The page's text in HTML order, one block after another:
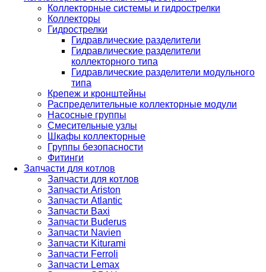
Коллекторные системы и гидрострелки
Коллекторы
Гидрострелки
Гидравлические разделители
Гидравлические разделители
коллекторного типа
Гидравлические разделители модульного
типа
Крепеж и кронштейны
Распределительные коллекторные модули
Насосные группы
Смесительные узлы
Шкафы коллекторные
Группы безопасности
Фитинги
Запчасти для котлов
Запчасти для котлов
Запчасти Ariston
Запчасти Atlantic
Запчасти Baxi
Запчасти Buderus
Запчасти Navien
Запчасти Kiturami
Запчасти Ferroli
Запчасти Lemax